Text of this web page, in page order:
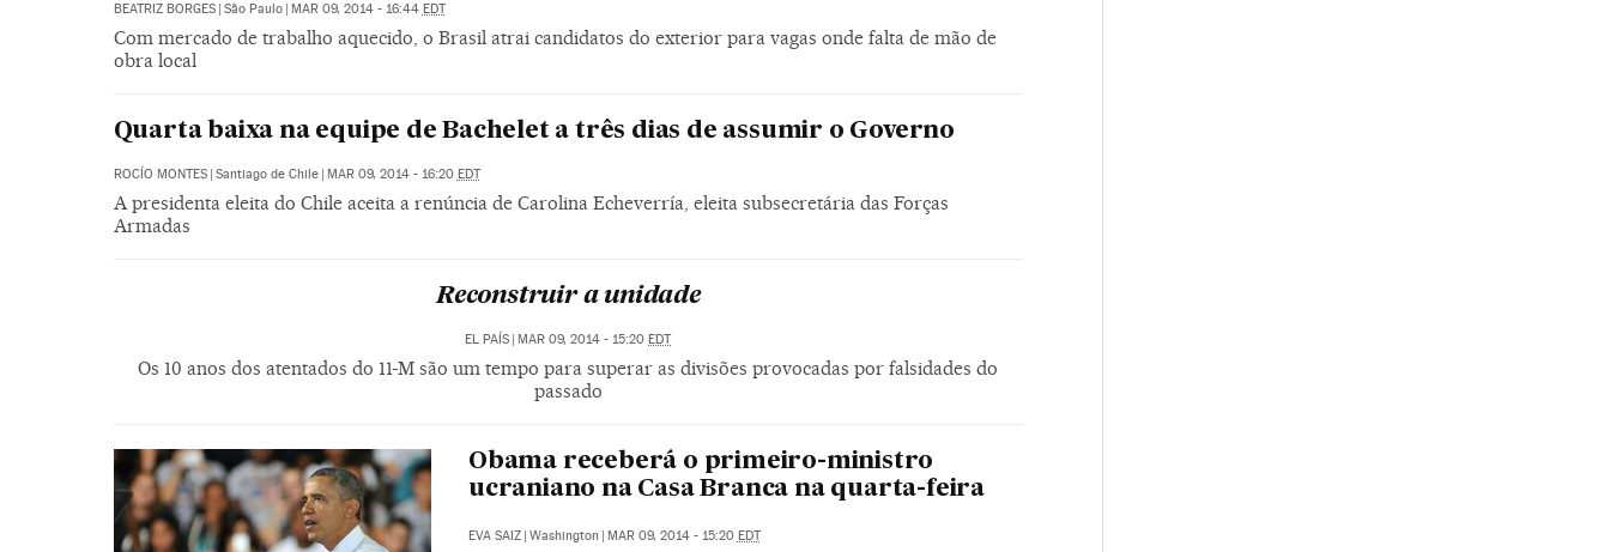
BEATRIZ BORGES São Paulo MAR 09, 2014 - 16:44 EDT
Com mercado de trabalho aquecido, o Brasil atrai candidatos do exterior para vagas onde falta de mão de
obra local
Quarta baixa na equipe de Bachelet a três dias de assumir o Governo
ROCÍO MONTES Santiago de Chile MAR 09, 2014 - 16:20 EDT
A presidenta eleita do Chile aceita a renúncia de Carolina Echeverría, eleita subsecretária das Forças
Armadas
Reconstruir a unidade
EL PAÍS MAR 09, 2014 - 15:20 EDT
Os 10 anos dos atentados do 11-M são um tempo para superar as divisões provocadas por falsidades do
passado
Obama receberá o primeiro-ministro
ucraniano na Casa Branca na quarta-feira
EVA SAIZ Washington MAR 09, 2014 - 15:20 EDT